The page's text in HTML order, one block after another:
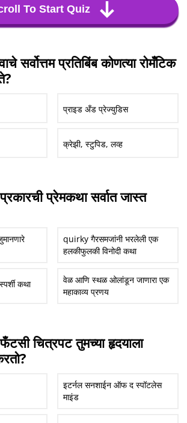
To Start Quiz
सर्वोत्तम प्रतिबिंब कोणत्या रोमँटिक
प्राइड अँड प्रेज्युडिस
क्रेझी, स्टुपिड, लव्ह
प्रेमकथा सर्वात जास्त
quirky गैरसमजांनी भरलेली एक
हलकीफुलकी विनोदी कथा
कथा
वेळ आणि स्थळ ओलांडून जाणारा एक
महाकाव्य प्रणय
चित्रपट तुमच्या हृदयाला
इटर्नल सनशाईन ऑफ द स्पॉटलेस
माइंड